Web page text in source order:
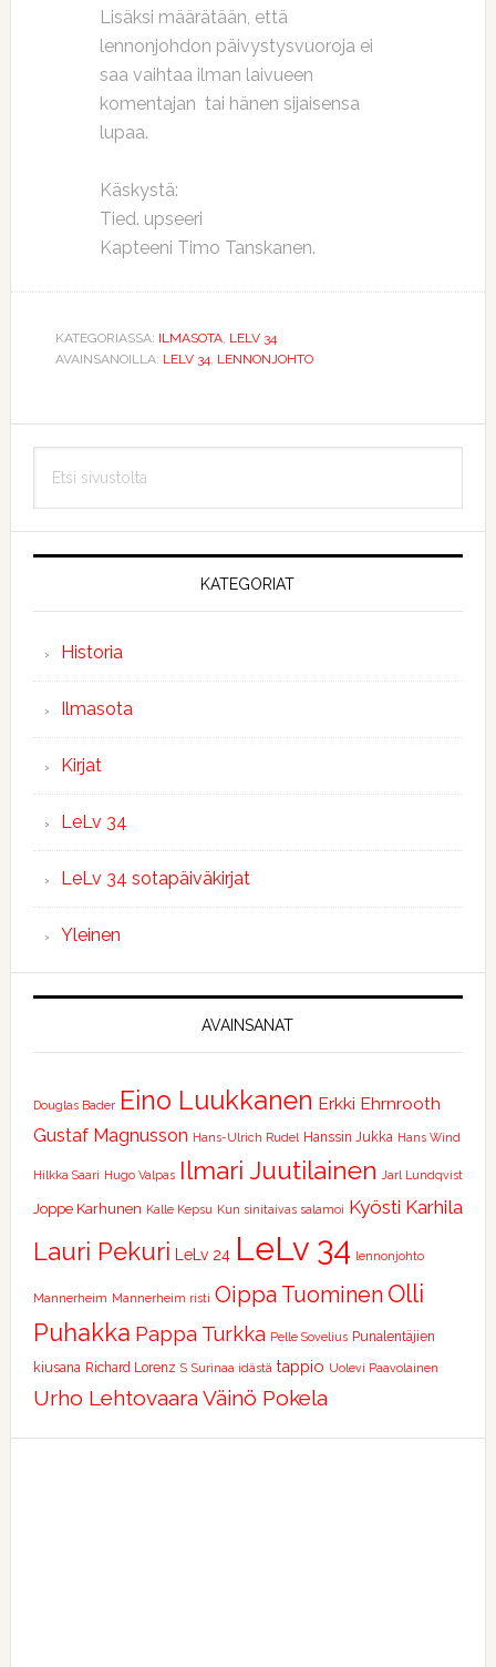
Lisäksi määrätään, että
lennonjohdon päivystysvuoroja ei
saa vaihtaa ilman laivueen
komentajan tai hänen sijaisensa
lupaa.
Käskystä:
Tied. upseeri
Kapteeni Timo Tanskanen.
KATEGORIASSA: ILMASOTA, LELV 34
AVAINSANOILLA: LELV 34, LENNONJOHTO
Ensisijainen
sivupalkki
sivustolta
KATEGORIAT
Historia
Ilmasota
Kirjat
LeLv 34
LeLv 34 sotapäiväkirjat
Yleinen
AVAINSANAT
Douglas Bader Eino Luukkanen Erkki Ehrnrooth
Gustaf Magnusson Hans-Ulrich Rudel Hanssin Jukka Hans Wind
Hilkka Saari Hugo Valpas Ilmari Juutilainen Jarl Lundqvist
Joppe Karhunen Kalle Kepsu Kun sinitaivas salamoi Kyösti Karhila
Lauri Pekuri LeLv 24 LeLv 34 lennonjohto
Mannerheim Mannerheim risti Oippa Tuominen Olli
Puhakka Pappa Turkka Pelle Sovelius Punalentäjien
kiusana Richard Lorenz S Surinaa idästä tappio Uolevi Paavolainen
Urho Lehtovaara Väinö Pokela